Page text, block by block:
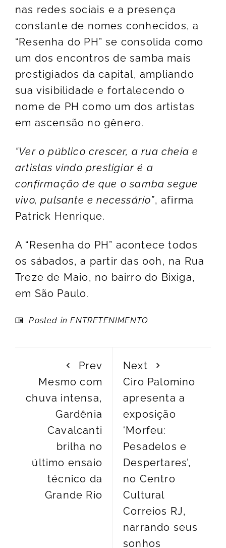
nas redes sociais e a presença
constante de nomes conhecidos, a
“Resenha do PH” se consolida como
um dos encontros de samba mais
prestigiados da capital, ampliando
sua visibilidade e fortalecendo o
nome de PH como um dos artistas
em ascensão no gênero.
“Ver o público crescer, a rua cheia e
artistas vindo prestigiar é a
confirmação de que o samba segue
vivo, pulsante e necessário”, afirma
Patrick Henrique.
A “Resenha do PH” acontece todos
os sábados, a partir das 00h, na Rua
Treze de Maio, no bairro do Bixiga,
em São Paulo.
Posted inENTRETENIMENTO
Prev
Mesmo com
chuva intensa,
Gardênia
Cavalcanti
brilha no
último ensaio
técnico da
Grande Rio
Next
Ciro Palomino
apresenta a
exposição
‘Morfeu:
Pesadelos e
Despertares’,
no Centro
Cultural
Correios RJ,
narrando seus
sonhos